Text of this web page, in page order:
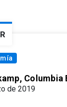
Columbia
de 2019